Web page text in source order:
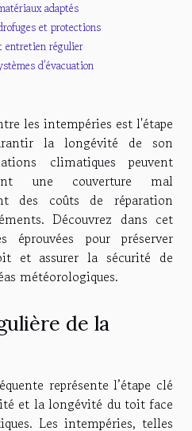
adaptés
et protections
entretien régulier
d’évacuation
les intempéries est l'étape
la longévité de son
climatiques peuvent
une couverture mal
des coûts de réparation
Découvrez dans cet
éprouvées pour préserver
et assurer la sécurité de
météorologiques.
de la
représente l’étape clé
et la longévité du toit face
Les intempéries, telles